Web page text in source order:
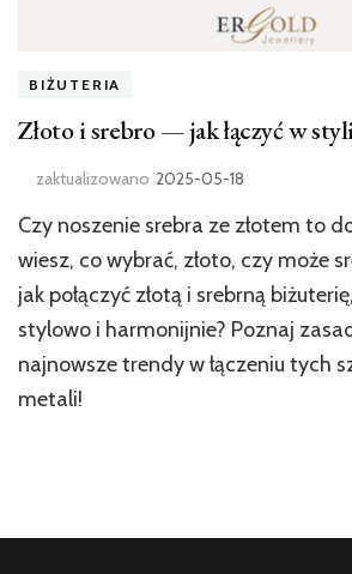
BIŻUTERIA
Złoto i srebro — jak łączyć w
zaktualizowano 2025-05-18
Czy noszenie srebra ze złotem to
wiesz, co wybrać, złoto, czy może
jak połączyć złotą i srebrną
stylowo i harmonijnie? Poznaj
najnowsze trendy w łączeniu tych
metali!